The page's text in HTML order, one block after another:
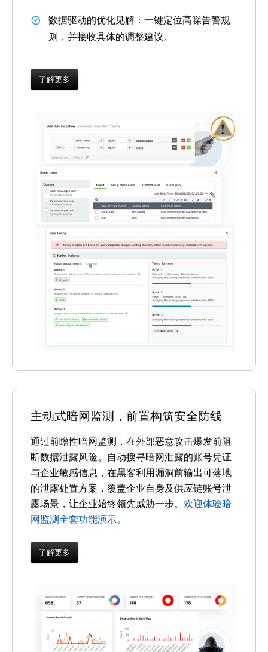
数据驱动的优化见解： 一键定位高噪告警规
则，并接收具体的调整建议。
了解更多
主动式暗网监测，前置构筑安全防线
通过前瞻性暗网监测，在外部恶意攻击爆发前阻
断数据泄露风险。自动搜寻暗网泄露的账号凭证
与企业敏感信息，在黑客利用漏洞前输出可落地
的泄露处置方案，覆盖企业自身及供应链账号泄
露场景，让企业始终领先威胁一步。 欢迎体验暗
网监测全套功能演示。
了解更多